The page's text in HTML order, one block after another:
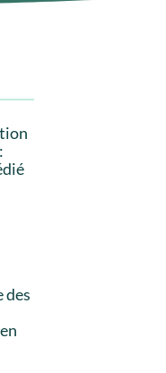
des